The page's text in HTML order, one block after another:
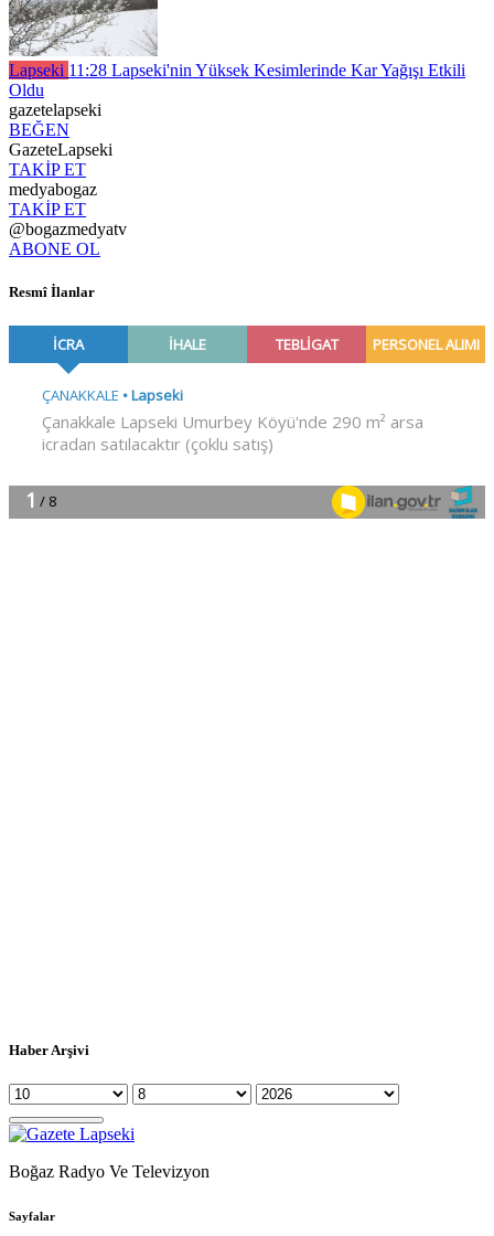
Lapseki 11:28 Lapseki'nin Yüksek Kesimlerinde Kar Yağışı Etkili
Oldu
gazetelapseki
BEĞEN
GazeteLapseki
TAKİP ET
medyabogaz
TAKİP ET
@bogazmedyatv
ABONE OL
Resmî İlanlar
Haber Arşivi
Boğaz Radyo Ve Televizyon
Sayfalar